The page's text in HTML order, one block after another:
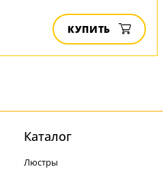
КУПИТЬ
Каталог
Люстры